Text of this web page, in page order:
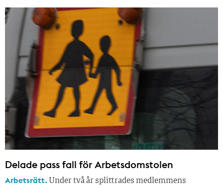
Delade pass fall för Arbetsdomstolen
Arbetsrätt. Under två år splittrades medlemmens